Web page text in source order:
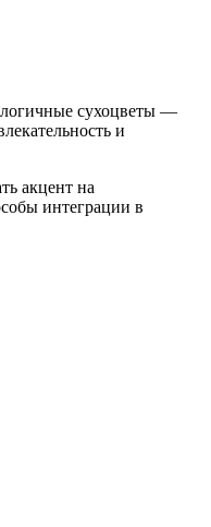
сухоцветы —
и
акцент на
интеграции в